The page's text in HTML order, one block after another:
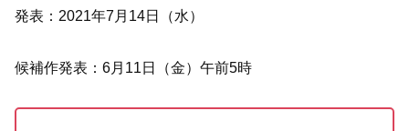
発表：2021年7月14日（水）
候補作発表：6月11日（金）午前5時